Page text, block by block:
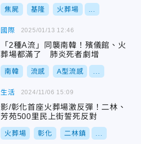
焦屍 基隆 火葬場
國際
「2種A流」同襲南韓！殯儀館、火
葬場都滿了 肺炎死者劇增
南韓 流感 A型流感
2025/01/13 12:46
生活
影/彰化首座火葬場激反彈！二林、
芳苑500里民上街誓死反對
火葬場 彰化 二林鎮
2024/11/06 15:09